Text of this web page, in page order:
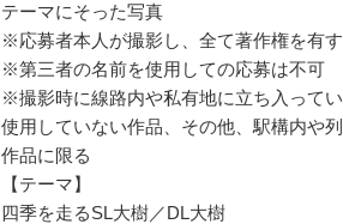
テーマにそった写真
※応募者本人が撮影し、全て著作権を有
※第三者の名前を使用しての応募は不可
※撮影時に線路内や私有地に立ち入って
使用していない作品、その他、駅構内や
作品に限る
【テーマ】
四季を走るSL大樹／DL大樹